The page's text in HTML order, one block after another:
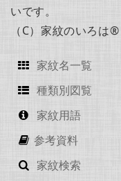
いです。
（C）家紋のいろ
家紋名一覧
種類別図覧
家紋用語
参考資料
家紋検索